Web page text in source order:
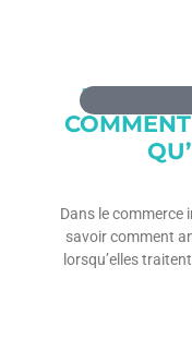
LE
Dans le commerce
savoir comment
lorsqu’elles